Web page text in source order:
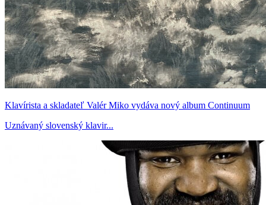
Klavírista a skladateľ Valér Miko vydáva nový album Continuum
Uznávaný slovenský klavir...